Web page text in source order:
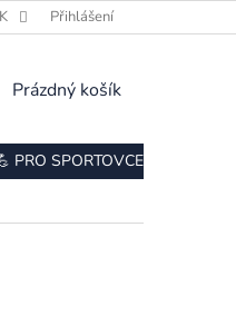
OD SMLOUVY
Přihlášení
NÁKUPNÍ
Prázdný košík
PRO SPORTOVCE